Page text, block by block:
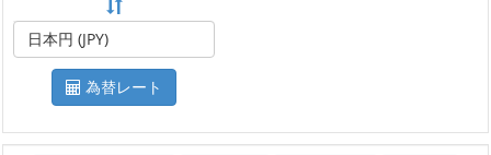
日本円 (JPY)
為替レート